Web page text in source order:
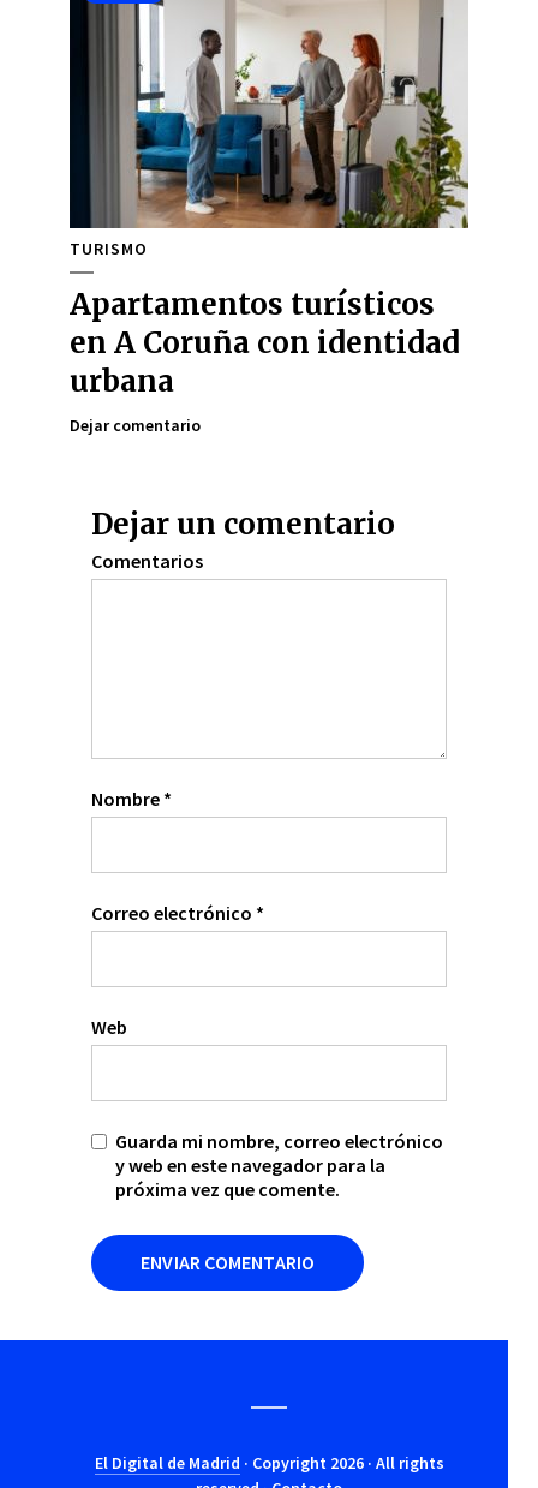
TURISMO
Apartamentos turísticos
en A Coruña con identidad
urbana
Dejar comentario
Dejar un comentario
Comentarios
Nombre *
Correo electrónico *
Web
Guarda mi nombre, correo electrónico
y web en este navegador para la
próxima vez que comente.
El Digital de Madrid · Copyright 2026 · All rights